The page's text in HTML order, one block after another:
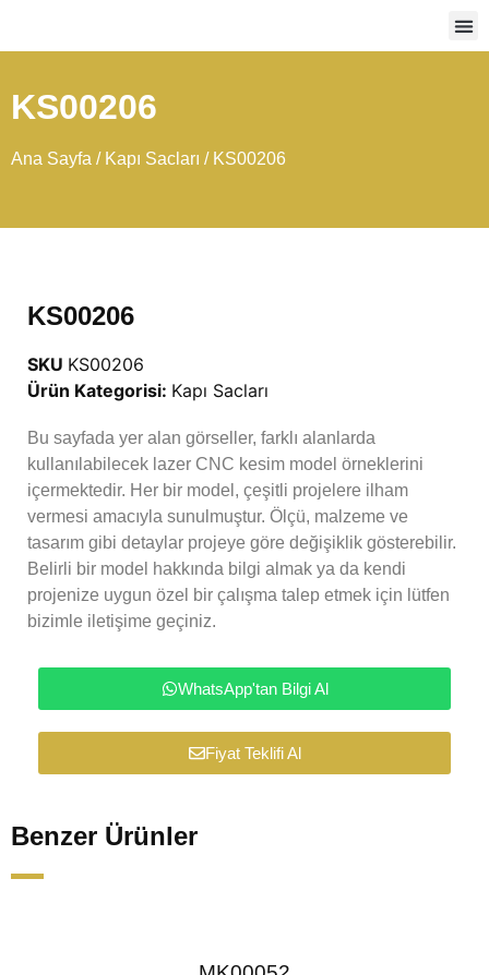
KS00206
Ana Sayfa / Kapı Sacları / KS00206
KS00206
SKU KS00206
Ürün Kategorisi: Kapı Sacları
Bu sayfada yer alan görseller, farklı alanlarda
kullanılabilecek lazer CNC kesim model örneklerini
içermektedir. Her bir model, çeşitli projelere ilham
vermesi amacıyla sunulmuştur. Ölçü, malzeme ve
tasarım gibi detaylar projeye göre değişiklik gösterebilir.
Belirli bir model hakkında bilgi almak ya da kendi
projenize uygun özel bir çalışma talep etmek için lütfen
bizimle iletişime geçiniz.
WhatsApp'tan Bilgi Al
Fiyat Teklifi Al
Benzer Ürünler